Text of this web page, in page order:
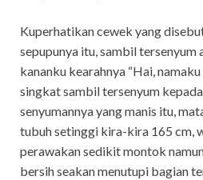
Kuperhatikan cewek yang
sepupunya itu, sambil tersenyum
kananku kearahnya “Hai,
singkat sambil tersenyum
senyumannya yang manis itu,
tubuh setinggi kira-kira 165 cm,
perawakan sedikit montok
bersih seakan menutupi bagian